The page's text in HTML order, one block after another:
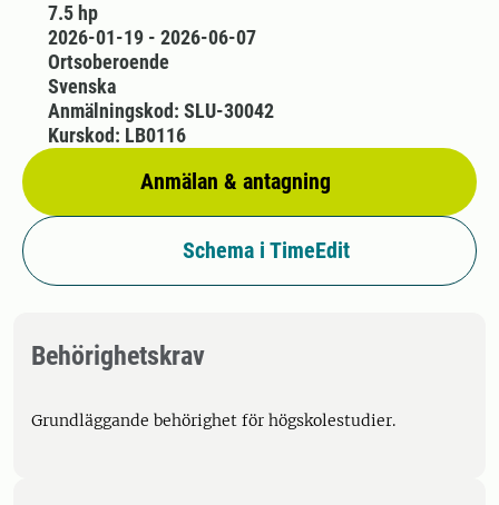
7.5 hp
2026-01-19 - 2026-06-07
Ortsoberoende
Svenska
Anmälan & antagning
Anmälningskod: SLU-30042
Kurskod: LB0116
Schema i TimeEdit
Behörighetskrav
Grundläggande behörighet för högskolestudier.